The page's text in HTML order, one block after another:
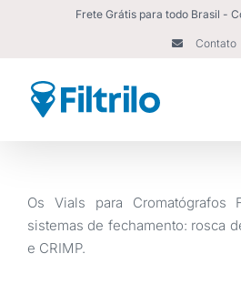
conteúdo
Frete Grátis para todo Brasil -
Contato
Os Vials para Cromatógrafos
sistemas de fechamento: rosca
e CRIMP.